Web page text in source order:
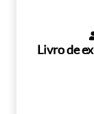
Livro de